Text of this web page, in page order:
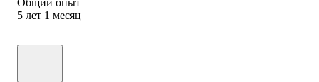
5 лет 1 месяц